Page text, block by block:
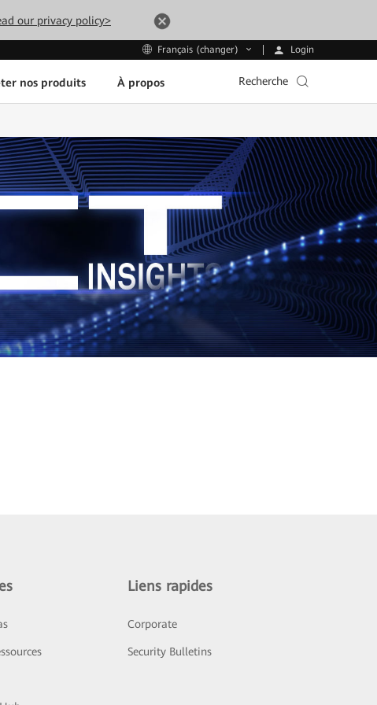
our privacy policy>
Français (changer) Login
nos produits À propos Recherche
Liens rapides
Corporate
Security Bulletins